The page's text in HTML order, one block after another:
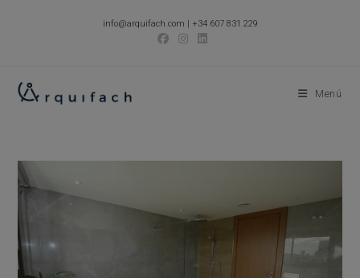
info@arquifach.com | +34 607 831 229
Menú